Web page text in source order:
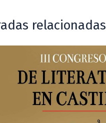
relacionadas